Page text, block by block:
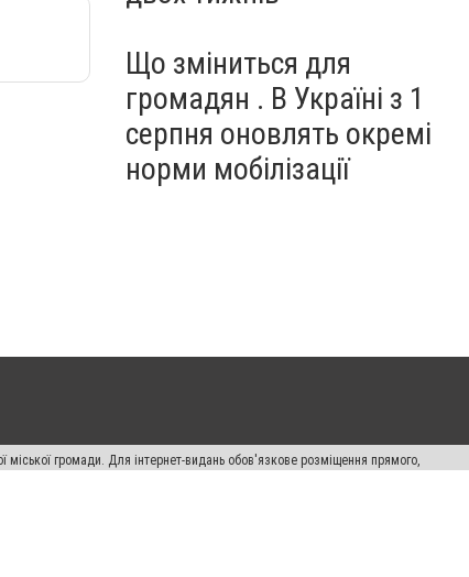
Що зміниться для
громадян . В Україні з 1
серпня оновлять окремі
норми мобілізації
громади. Для інтернет-видань обов'язкове розміщення прямого,